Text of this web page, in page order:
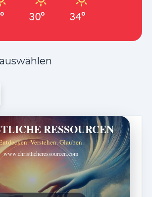
30° 34°
RESSOURCEN
Verstehen. Glauben.
www.christlicheressourcen.com